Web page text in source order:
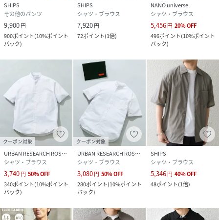
SHIPS
その他のパンツ
9,900円
900ポイント(10%ポイント
バック)
SHIPS
シャツ・ブラウス
7,920円
72ポイント(1倍)
NANO universe
シャツ・ブラウス
5,456円 20%OFF
496ポイント(10%ポイント
バック)
クーポン対象
URBAN RESEARCH ROSSO
シャツ・ブラウス
3,740円 50%OFF
340ポイント(10%ポイント
バック)
クーポン対象
URBAN RESEARCH ROSSO
シャツ・ブラウス
3,080円 50%OFF
280ポイント(10%ポイント
バック)
SHIPS
シャツ・ブラウス
5,346円 40%OFF
48ポイント(1倍)